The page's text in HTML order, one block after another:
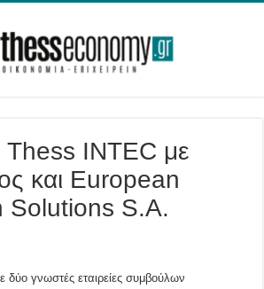
INTEC με
και European
Solutions S.A.
δύο γνωστές εταιρείες συμβούλων